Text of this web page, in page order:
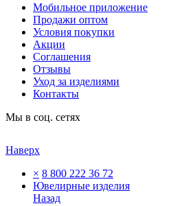
Мобильное приложение
Продажи оптом
Условия покупки
Акции
Соглашения
Отзывы
Уход за изделиями
Контакты
Мы в соц. сетях
Наверх
× 8 800 222 36 72
Ювелирные изделия
Назад